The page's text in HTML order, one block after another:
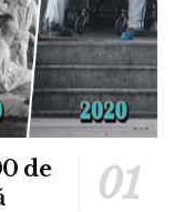
de